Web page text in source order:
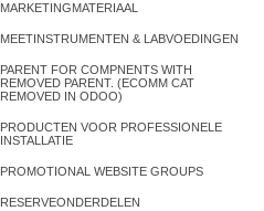
MARKETINGMATERIAAL
MEETINSTRUMENTEN & LABVOEDINGEN
PARENT FOR COMPNENTS WITH
REMOVED PARENT. (ECOMM CAT
REMOVED IN ODOO)
PRODUCTEN VOOR PROFESSIONELE
INSTALLATIE
PROMOTIONAL WEBSITE GROUPS
RESERVEONDERDELEN